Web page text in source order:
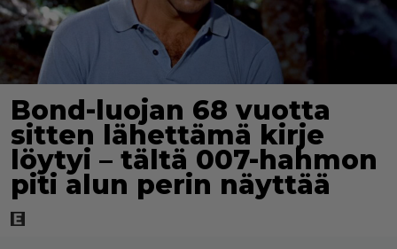
Bond-luojan 68 vuotta
sitten lähettämä kirje
löytyi – tältä 007-hahmon
piti alun perin näyttää